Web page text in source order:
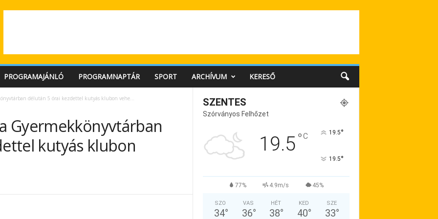
PROGRAMAJÁNLÓ PROGRAMNAPTÁR SPORT ARCHÍVUM KERESŐ
délután 5 órai kezdettel kutyás klubon vehe…
Gyermekkönyvtárban
kutyás klubon
SZENTES
Szórványos Felhőzet
19.5°C 19.5°
19.5°
77% 4.9m/s 45%
SZO
34°
VAS
36°
HÉT
38°
KED
40°
SZE
33°